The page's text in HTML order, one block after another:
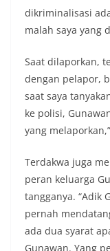
dikriminalisasi
malah saya yang
Saat dilaporkan,
dengan pelapor,
saat saya
ke polisi,
yang
Terdakwa juga
peran keluarga
tangganya. “Adik
pernah
ada dua syarat
Gunawan. Yang